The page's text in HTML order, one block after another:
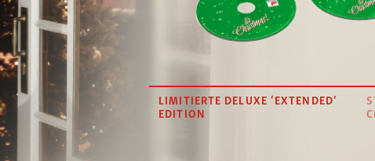
LIMITIERTE DELUXE ‘EXTENDED’
EDITION